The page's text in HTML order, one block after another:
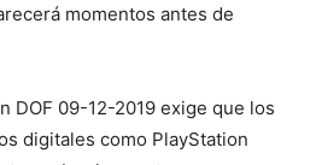
momentos antes de
DOF 09-12-2019 exige que los
digitales como PlayStation